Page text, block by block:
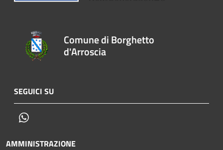
Comune di Borghetto
d'Arroscia
SEGUICI SU
AMMINISTRAZIONE